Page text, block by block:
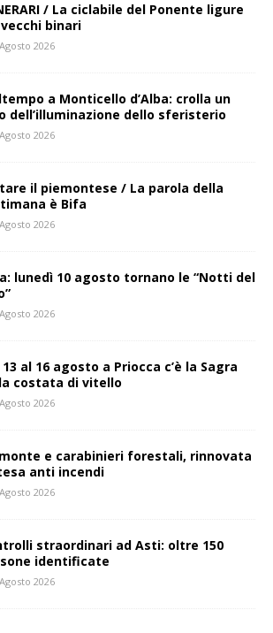
/ La ciclabile del Ponente ligure
binari
2026
a Monticello d’Alba: crolla un
dell’illuminazione dello sferisterio
2026
il piemontese / La parola della
è Bifa
2026
lunedì 10 agosto tornano le “Notti del
2026
13 al 16 agosto a Priocca c’è la Sagra
costata di vitello
2026
e carabinieri forestali, rinnovata
anti incendi
2026
straordinari ad Asti: oltre 150
identificate
2026